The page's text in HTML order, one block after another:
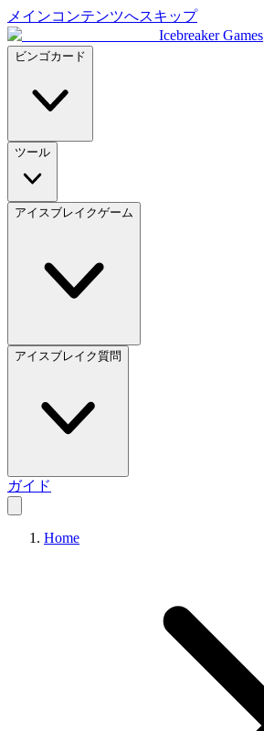
メインコンテンツへスキップ
Icebreaker Games
ビンゴカード
ツール
アイスブレイクゲーム
アイスブレイク質問
ガイド
Home